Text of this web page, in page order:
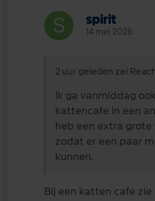
spirit
14 mei 2026
2 uur geleden zei
Ik ga vanmiddag
kattencafe in een
heb een extra grote
zodat er een paar
kunnen.
Bij een katten cafe